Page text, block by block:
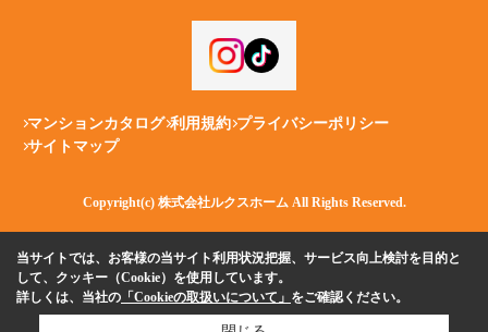
マンションカタログ 利用規約 プライバシーポリシー
サイトマップ
Copyright(c) 株式会社ルクスホーム All Rights Reserved.
当サイトでは、お客様の当サイト利用状況把握、サービス向上検討を目的と
して、クッキー（Cookie）を使用しています。
詳しくは、当社の 「Cookieの取扱いについて」 をご確認ください。